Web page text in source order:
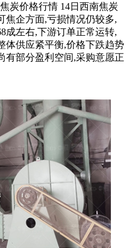
炭价格行情 14日西南焦炭
焦企方面,亏损情况仍较多,
成左右,下游订单正常运转,
体供应紧平衡,价格下跌趋势
有部分盈利空间,采购意愿正